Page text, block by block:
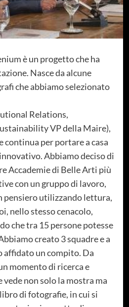
è un progetto che ha
Nasce da alcune
che abbiamo selezionato
Relations,
VP della Maire),
continua per portare a casa
Abbiamo deciso di
Accademie di Belle Arti più
con un gruppo di lavoro,
pensiero utilizzando lettura,
nello stesso cenacolo,
che tra 15 persone potesse
creato 3 squadre e a
affidato un compito. Da
momento di ricerca e
non solo la mostra ma
di fotografie, in cui si